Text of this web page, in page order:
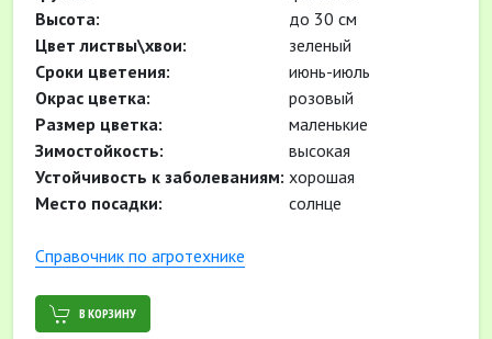
Высота:
до 30 см
Цвет листвы\хвои:
зеленый
Сроки цветения:
июнь-июль
Окрас цветка:
розовый
Размер цветка:
маленькие
Зимостойкость:
высокая
Устойчивость к заболеваниям: хорошая
Место посадки:
солнце
Cправочник по агротехнике
В КОРЗИНУ